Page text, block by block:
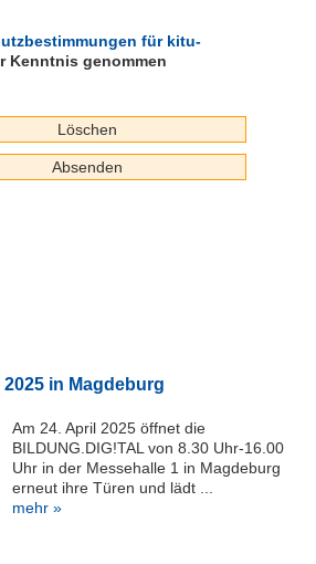
für kitu-
Kenntnis genommen
2025 in Magdeburg
Am 24. April 2025 öffnet die
BILDUNG.DIG!TAL von 8.30 Uhr-16.00
Uhr in der Messehalle 1 in Magdeburg
erneut ihre Türen und lädt ...
mehr »